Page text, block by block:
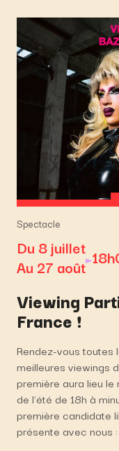
Spectacle
Du 8 juillet
Au 27 août
Viewing
France !
Rendez-vous toutes
meilleures viewings
première aura lieu
de l’été de 18h à
première candidate
présente avec nous